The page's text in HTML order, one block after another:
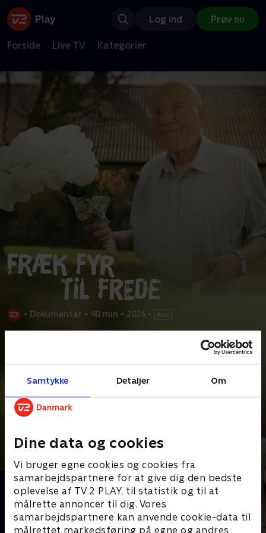
Samtykke Detaljer Om
Dine data og cookies
Vi bruger egne cookies og cookies fra
samarbejdspartnere for at give dig den bedste
oplevelse af TV 2 PLAY, til statistik og til at
målrette annoncer til dig. Vores
samarbejdspartnere kan anvende cookie-data til
målrettet markedsføring på egne og andres
Log ind Prøv nu
Forside Live TV Kategorier
• Dokumentar • 40 min • 2026 •
I hele sit liv har Frede holdt en vigtig del af sig selv skjult.
Andre så også